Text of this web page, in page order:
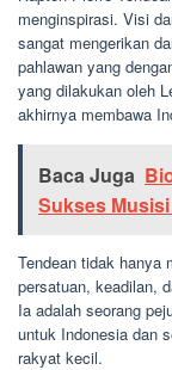
menginspirasi. Visi
sangat mengerikan
pahlawan yang
yang dilakukan oleh
akhirnya membawa
Baca Juga
Sukses
Tendean tidak hanya
persatuan, keadilan,
Ia adalah seorang
untuk Indonesia dan
rakyat kecil.